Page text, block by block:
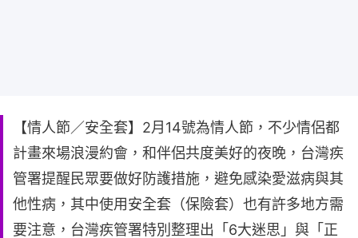
【情人節／安全套】2月14號為情人節，不少情侶都
計畫來場浪漫約會，和伴侶共度美好的夜晚，台灣疾
管署提醒民眾要做好防護措施，避免感染愛滋病與其
他性病，其中使用安全套（保險套）也有許多地方需
要注意，台灣疾管署特別整理出「6大迷思」與「正